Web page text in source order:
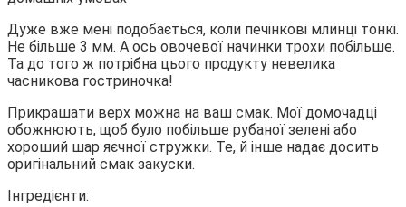
Дуже вже мені подобається, коли печінкові млинці тонкі.
Не більше 3 мм. А ось овочевої начинки трохи побільше.
Та до того ж потрібна цього продукту невелика
часникова гостриночка!
Прикрашати верх можна на ваш смак. Мої домочадці
обожнюють, щоб було побільше рубаної зелені або
хороший шар яєчної стружки. Те, й інше надає досить
оригінальний смак закуски.
Інгредієнти: